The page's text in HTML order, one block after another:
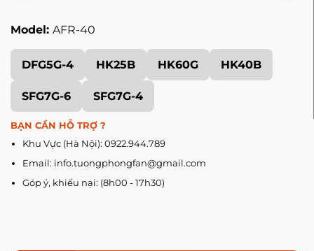
Model: AFR-40
DFG5G-4 HK25B HK60G HK40B
SFG7G-6 SFG7G-4
BẠN CẦN HỖ TRỢ ?
Khu Vực (Hà Nội): 0922.944.789
Email: info.tuongphongfan@gmail.com
Góp ý, khiếu nại: (8h00 - 17h30)